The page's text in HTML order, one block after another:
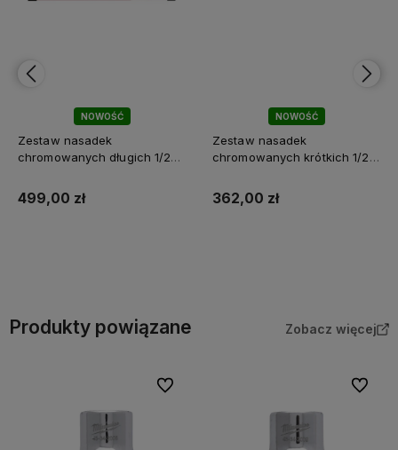
NOWOŚĆ
Zestaw nasadek
chromowanych długich 1/2"
499,00 zł
NOWOŚĆ
Zestaw nasadek
chromowanych krótkich 1/2"
362,00 zł
Produkty powiązane Zobacz więcej
Do ulubionych Do